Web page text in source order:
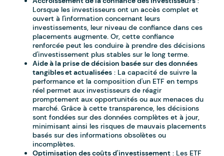
Lorsque les investisseurs ont un accès complet et
ouvert à l'information concernant leurs
investissements, leur niveau de confiance dans ces
placements augmente. Or, cette confiance
renforcée peut les conduire à prendre des décisions
d'investissement plus stables sur le long terme.
Aide à la prise de décision basée sur des données
tangibles et actualisées : La capacité de suivre la
performance et la composition d'un ETF en temps
réel permet aux investisseurs de réagir
promptement aux opportunités ou aux menaces du
marché. Grâce à cette transparence, les décisions
sont fondées sur des données complètes et à jour,
minimisant ainsi les risques de mauvais placements
basés sur des informations obsolètes ou
incomplètes.
Optimisation des coûts d'investissement : Les ETF